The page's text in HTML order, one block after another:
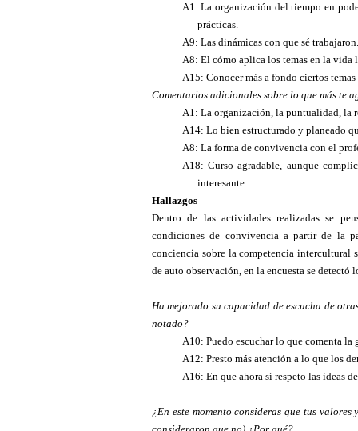
A1: La organización del tiempo en
prácticas.
A9: Las dinámicas con que sé trabajaron.
A8: El cómo aplica los temas en la vida
A15: Conocer más a fondo ciertos
Comentarios adicionales sobre lo que más te
A1: La organización, la puntualidad, la
A14: Lo bien estructurado y planeado
A8: La forma de convivencia con el
A18: Curso agradable, aunque
interesante.
Hallazgos
Dentro de las actividades realizadas se
condiciones de convivencia a partir de la
conciencia sobre la competencia intercultural
de auto observación, en la encuesta se detectó
Ha mejorado su capacidad de escucha de
notado?
A10: Puedo escuchar lo que comenta
A12: Presto más atención a lo que los
A16: En que ahora sí respeto las ideas
¿En este momento consideras que tus